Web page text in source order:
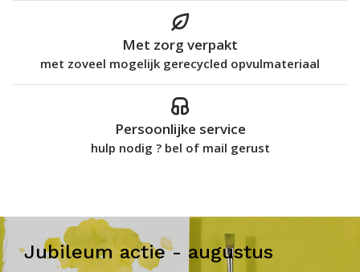
Met zorg verpakt
met zoveel mogelijk gerecycled opvulmateriaal
Persoonlijke service
hulp nodig ? bel of mail gerust
Jubileum actie - augustus